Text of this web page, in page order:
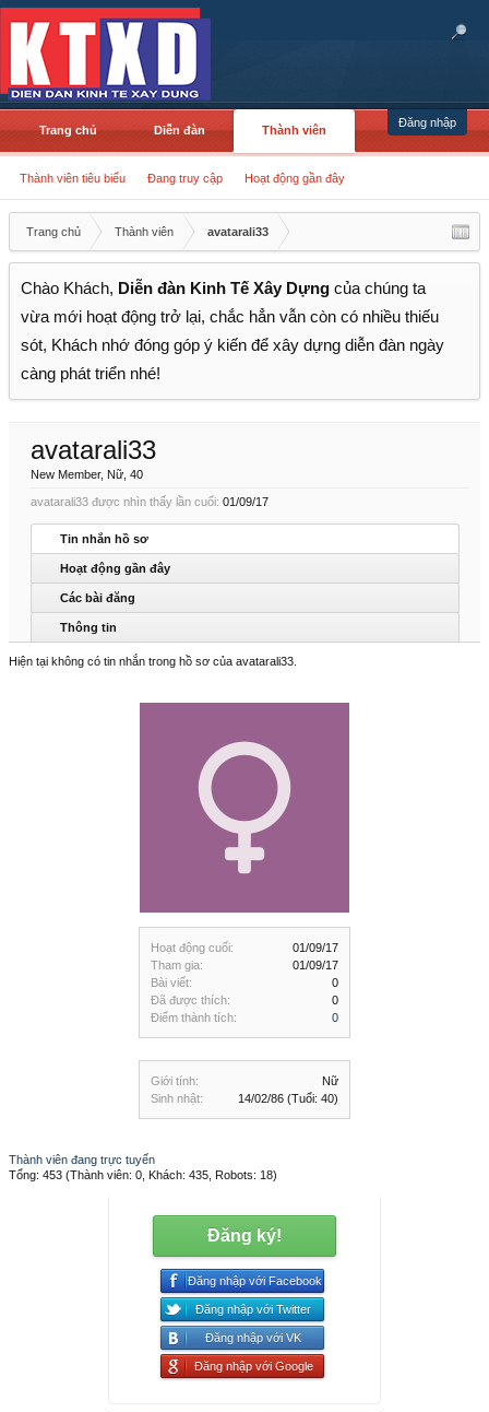
Đăng nhập
Trang chủ Diễn đàn Thành viên
Thành viên tiêu biểu Đang truy cập Hoạt động gần đây
Trang chủ Thành viên avatarali33
Chào Khách, Diễn đàn Kinh Tế Xây Dựng của chúng ta
vừa mới hoạt động trở lại, chắc hẳn vẫn còn có nhiều thiếu
sót, Khách nhớ đóng góp ý kiến để xây dựng diễn đàn ngày
càng phát triển nhé!
Hoạt động cuối:
01/09/17
Tham gia:
01/09/17
Bài viết:
0
Đã được thích:
0
Điểm thành tích:
0
Giới tính:
Nữ
Sinh nhật:
14/02/86 (Tuổi: 40)
avatarali33
New Member, Nữ, 40
avatarali33 được nhìn thấy lần cuối: 01/09/17
Tin nhắn hồ sơ
Hoạt động gần đây
Các bài đăng
Thông tin
Hiện tại không có tin nhắn trong hồ sơ của avatarali33.
Thành viên đang trực tuyến
Tổng: 453 (Thành viên: 0, Khách: 435, Robots: 18)
Đăng ký!
Đăng nhập với Facebook
Đăng nhập với Twitter
Đăng nhập với VK
Đăng nhập với Google